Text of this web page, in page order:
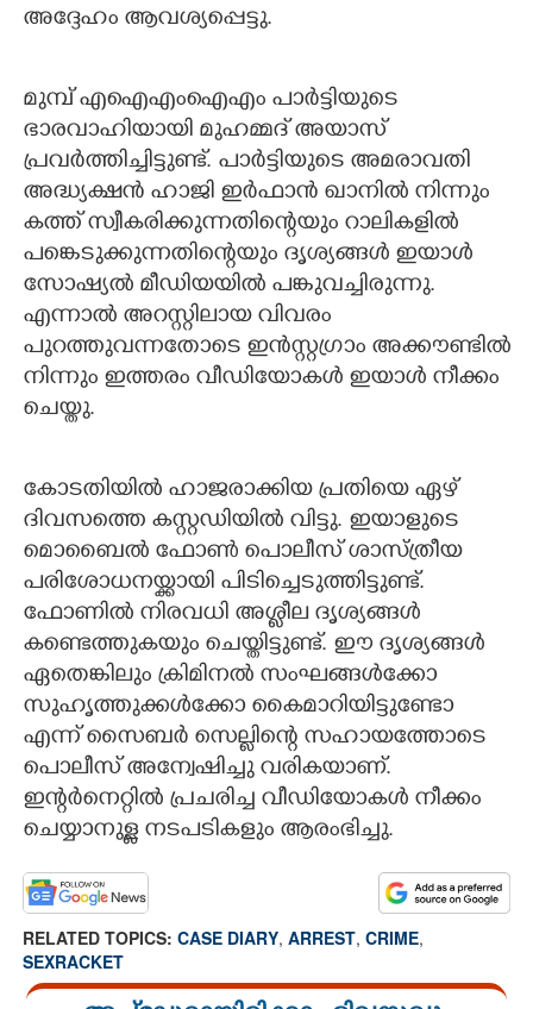
അദ്ദേഹം ആവശ്യപ്പെട്ടു.
മുമ്പ് എഐഎംഐഎം പാർട്ടിയുടെ
ഭാരവാഹിയായി മുഹമ്മദ് അയാസ്
പ്രവർത്തിച്ചിട്ടുണ്ട്. പാർട്ടിയുടെ അമരാവതി
അദ്ധ്യക്ഷൻ ഹാജി ഇർഫാൻ ഖാനിൽ നിന്നും
കത്ത് സ്വീകരിക്കുന്നതിന്റെയും റാലികളിൽ
പങ്കെടുക്കുന്നതിന്റെയും ദൃശ്യങ്ങൾ ഇയാൾ
സോഷ്യൽ മീഡിയയിൽ പങ്കുവച്ചിരുന്നു.
എന്നാൽ അറസ്റ്റിലായ വിവരം
പുറത്തുവന്നതോടെ ഇൻസ്റ്റഗ്രാം അക്കൗണ്ടിൽ
നിന്നും ഇത്തരം വീഡിയോകൾ ഇയാൾ നീക്കം
ചെയ്തു.
കോടതിയിൽ ഹാജരാക്കിയ പ്രതിയെ ഏഴ്
ദിവസത്തെ കസ്റ്റഡിയിൽ വിട്ടു. ഇയാളുടെ
മൊബൈൽ ഫോൺ പൊലീസ് ശാസ്ത്രീയ
പരിശോധനയ്ക്കായി പിടിച്ചെടുത്തിട്ടുണ്ട്.
ഫോണിൽ നിരവധി അശ്ലീല ദൃശ്യങ്ങൾ
കണ്ടെത്തുകയും ചെയ്തിട്ടുണ്ട്. ഈ ദൃശ്യങ്ങൾ
ഏതെങ്കിലും ക്രിമിനൽ സംഘങ്ങൾക്കോ
സുഹൃത്തുക്കൾക്കോ കൈമാറിയിട്ടുണ്ടോ
എന്ന് സൈബർ സെല്ലിന്റെ സഹായത്തോടെ
പൊലീസ് അന്വേഷിച്ചു വരികയാണ്.
ഇന്റർനെറ്റിൽ പ്രചരിച്ച വീഡിയോകൾ നീക്കം
ചെയ്യാനുള്ള നടപടികളും ആരംഭിച്ചു.
RELATED TOPICS: CASE DIARY, ARREST, CRIME,
SEXRACKET